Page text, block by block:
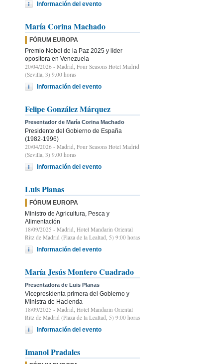
Información del evento
María Corina Machado
FÓRUM EUROPA
Premio Nobel de la Paz 2025 y líder
opositora en Venezuela
20/04/2026 - Madrid, Four Seasons Hotel Madrid
(Sevilla, 3) 9.00 horas
Información del evento
Felipe González Márquez
Presentador de María Corina Machado
Presidente del Gobierno de España
(1982-1996)
20/04/2026 - Madrid, Four Seasons Hotel Madrid
(Sevilla, 3) 9.00 horas
Información del evento
Luis Planas
FÓRUM EUROPA
Ministro de Agricultura, Pesca y
Alimentación
18/09/2025 - Madrid, Hotel Mandarin Oriental
Ritz de Madrid (Plaza de la Lealtad, 5) 9:00 horas
Información del evento
María Jesús Montero Cuadrado
Presentadora de Luis Planas
Vicepresidenta primera del Gobierno y
Ministra de Hacienda
18/09/2025 - Madrid, Hotel Mandarin Oriental
Ritz de Madrid (Plaza de la Lealtad, 5) 9:00 horas
Información del evento
Imanol Pradales